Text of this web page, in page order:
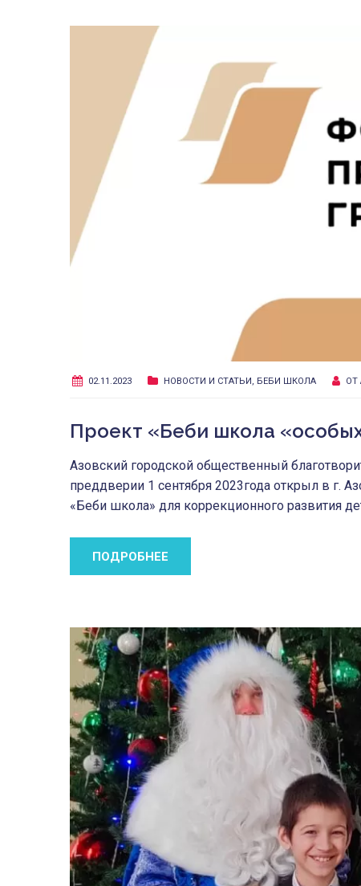
02.11.2023 НОВОСТИ И СТАТЬИ , БЕБИ ШКОЛА ОТ
Проект «Беби школа
Азовский городской общественный
преддверии 1 сентября 2023года открыл в г.
«Беби школа» для коррекционного развития
ПОДРОБНЕЕ